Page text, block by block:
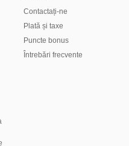
Contactați-ne
Plată și taxe
Puncte bonus
Întrebări frecvente